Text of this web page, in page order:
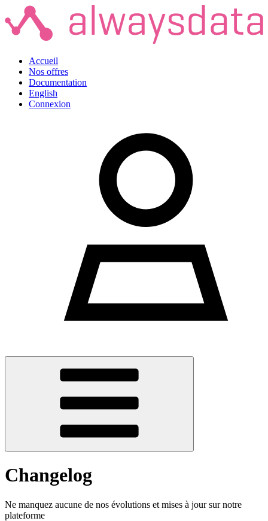
Accueil
Nos offres
Documentation
English
Connexion
Changelog
Ne manquez aucune de nos évolutions et mises à jour sur notre
plateforme